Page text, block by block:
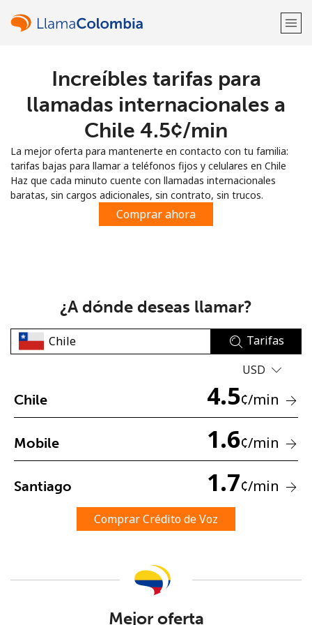
¡Bienvenido!
Regístrate con
Mínimo 8 caracteres
Una letra mayúscula y una minúscula
Un caracter especial
Mantente en contacto para recibir nuestras mejores
Increíbles tarifas para
llamadas internacionales a
Chile ⁦4.5¢⁩/min
La mejor oferta para mantenerte en contacto con tu familia:
tarifas bajas para llamar a teléfonos fijos y celulares en Chile
Haz que cada minuto cuente con llamadas internacionales
baratas, sin cargos adicionales, sin contrato, sin trucos.
Comprar ahora
¿A dónde deseas llamar?
Tarifas
USD
Chile 4.5¢/min
Mobile 1.6¢/min
Santiago 1.7¢/min
Comprar Crédito de Voz
Mejor oferta